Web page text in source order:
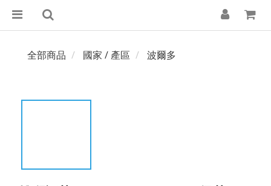
全部商品 國家 / 產區 波爾多